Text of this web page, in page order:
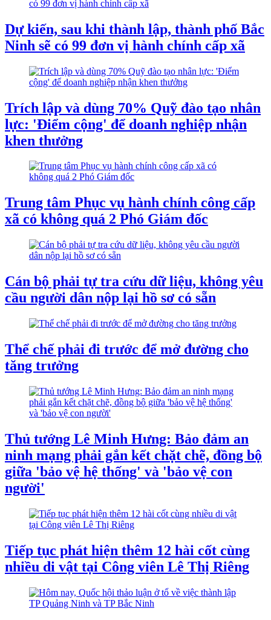
Dự kiến, sau khi thành lập, thành phố Bắc
Ninh sẽ có 99 đơn vị hành chính cấp xã
Trích lập và dùng 70% Quỹ đào tạo nhân
lực: 'Điểm cộng' để doanh nghiệp nhận
khen thưởng
Trung tâm Phục vụ hành chính công cấp
xã có không quá 2 Phó Giám đốc
Cán bộ phải tự tra cứu dữ liệu, không yêu
cầu người dân nộp lại hồ sơ có sẵn
Thể chế phải đi trước để mở đường cho
tăng trưởng
Thủ tướng Lê Minh Hưng: Bảo đảm an
ninh mạng phải gắn kết chặt chẽ, đồng bộ
giữa 'bảo vệ hệ thống' và 'bảo vệ con
người'
Tiếp tục phát hiện thêm 12 hài cốt cùng
nhiều di vật tại Công viên Lê Thị Riêng